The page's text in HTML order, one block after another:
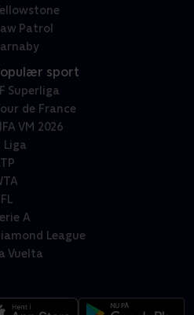
Patrol
sport
Superliga
de France
VM 2026
Liga
A
League
Vuelta